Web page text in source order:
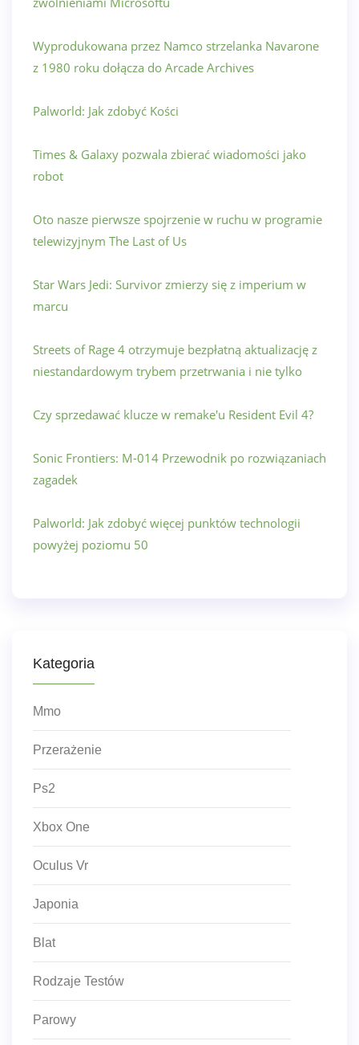
Wyprodukowana przez Namco strzelanka Navarone
z 1980 roku dołącza do Arcade Archives
Palworld: Jak zdobyć Kości
Times & Galaxy pozwala zbierać wiadomości jako
robot
Oto nasze pierwsze spojrzenie w ruchu w programie
telewizyjnym The Last of Us
Star Wars Jedi: Survivor zmierzy się z imperium w
marcu
Streets of Rage 4 otrzymuje bezpłatną aktualizację z
niestandardowym trybem przetrwania i nie tylko
Czy sprzedawać klucze w remake'u Resident Evil 4?
Sonic Frontiers: M-014 Przewodnik po rozwiązaniach
zagadek
Palworld: Jak zdobyć więcej punktów technologii
powyżej poziomu 50
Kategoria
Mmo
Przerażenie
Ps2
Xbox One
Oculus Vr
Japonia
Blat
Rodzaje Testów
Parowy